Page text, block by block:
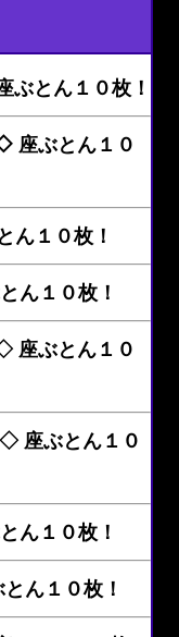
ん１０枚！
ぶとん１０
ん１０枚！
ん１０枚！
ぶとん１０
ぶとん１０
ん１０枚！
ん１０枚！